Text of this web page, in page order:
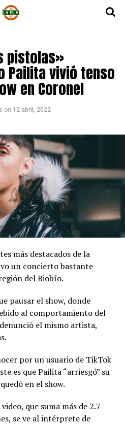
pistolas»
Pailita vivió tenso
en Coronel
on 12 abril, 2022
más destacados de la
un concierto bastante
del Biobío.
pausar el show, donde
al comportamiento del
el mismo artista,
por un usuario de TikTok
es que Pailita “arriesgó” su
en el show.
que suma más de 2.7
se ve al intérprete de